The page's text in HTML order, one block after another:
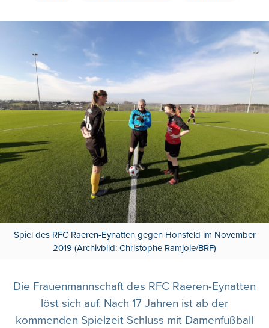
Spiel des RFC Raeren-Eynatten gegen Honsfeld im November
2019 (Archivbild: Christophe Ramjoie/BRF)
Die Frauenmannschaft des RFC Raeren-Eynatten
löst sich auf. Nach 17 Jahren ist ab der
kommenden Spielzeit Schluss mit Damenfußball